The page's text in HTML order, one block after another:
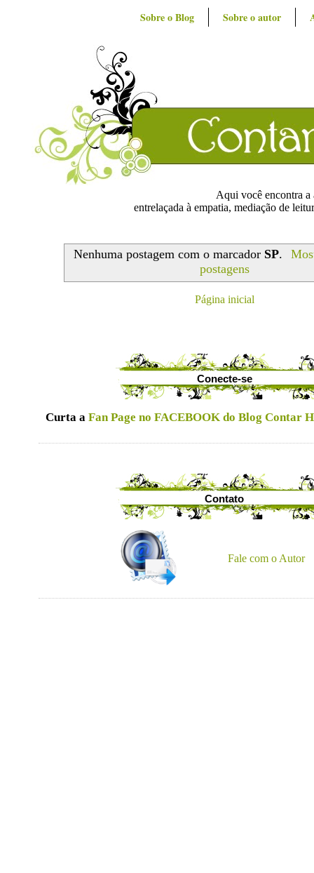
Sobre o Blog Sobre o autor
Aqui você encontra
entrelaçada à empatia, mediação de
Nenhuma postagem com o marcador SP.
postagens
Página inicial
Conecte-se
Curta a Fan Page no FACEBOOK do Blog Contar
Contato
Fale com o Autor